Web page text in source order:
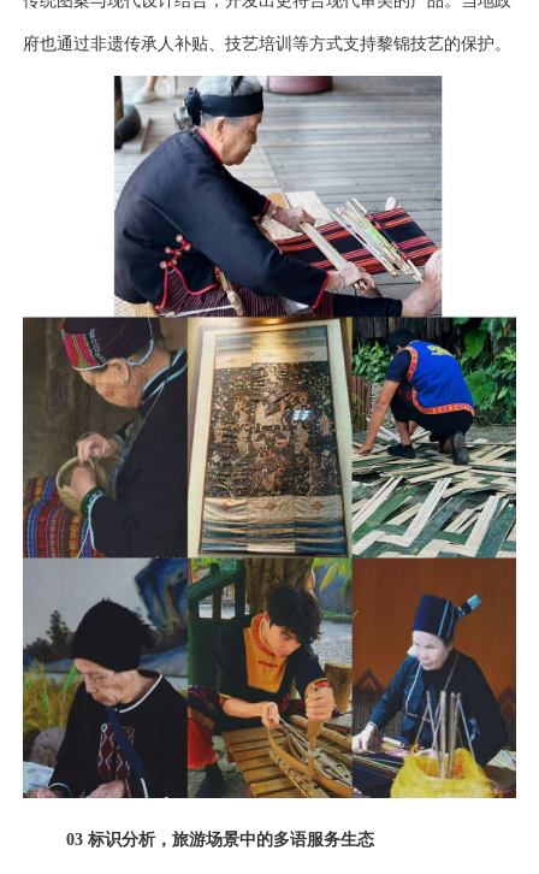
府也通过非遗传承人补贴、技艺培训等方式支持黎锦技艺的保护。
03标识分析，旅游场景中的多语服务生态